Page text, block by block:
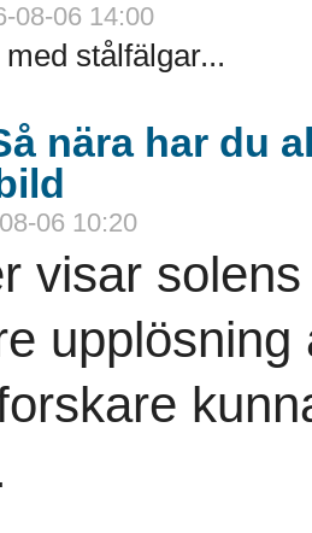
08-06 14:00
stålfälgar...
nära har du
06 10:20
visar